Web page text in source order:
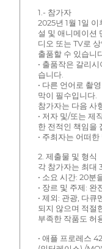
1.- 참가자
2025년 1월 1일
설 및 애니메이션
디오 또는 TV로
출품할 수 있습니
• 출품작은 갈리
습니다.
• 다른 언어로 촬
막이 필수입니다.
참가자는 다음 사
• 저자 및/또는 제
한 전적인 책임을
• 주최자는 어떠
2. 제출물 및 형식
각 참가자는 최대
• 소요 시간: 20분
• 장르 및 주제: 완
• 제외: 관광, 다
되지 않으며 적절
부족한 작품도 허
• 애플 프로레스